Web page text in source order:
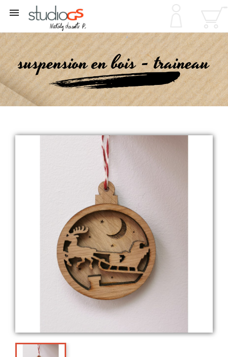

suspension en bois - traineau